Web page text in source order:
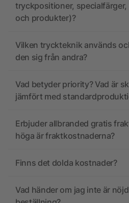
tryckpositioner,
och produkter)?
Vilken tryckteknik används
den sig från andra?
Vad betyder priority? Vad är
jämfört med
Erbjuder allbranded gratis
höga är fraktkostnaderna?
Finns det dolda kostnader?
Vad händer om jag inte är